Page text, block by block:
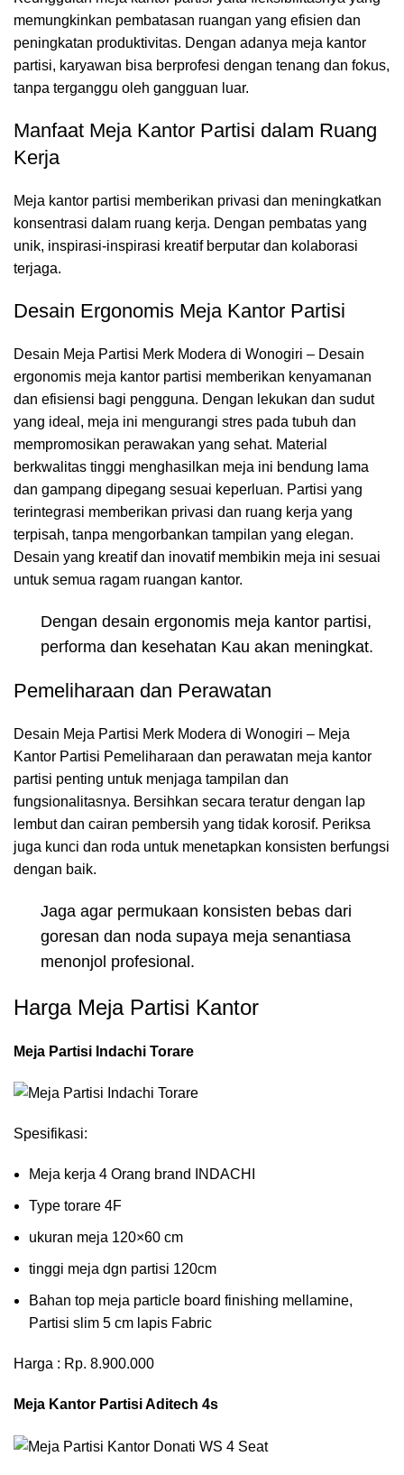
memungkinkan pembatasan ruangan yang efisien dan
peningkatan produktivitas. Dengan adanya meja kantor
partisi, karyawan bisa berprofesi dengan tenang dan fokus,
tanpa terganggu oleh gangguan luar.
Manfaat Meja Kantor Partisi dalam Ruang
Kerja
Meja kantor partisi memberikan privasi dan meningkatkan
konsentrasi dalam ruang kerja. Dengan pembatas yang
unik, inspirasi-inspirasi kreatif berputar dan kolaborasi
terjaga.
Desain Ergonomis Meja Kantor Partisi
Desain Meja Partisi Merk Modera di Wonogiri – Desain
ergonomis meja kantor partisi memberikan kenyamanan
dan efisiensi bagi pengguna. Dengan lekukan dan sudut
yang ideal, meja ini mengurangi stres pada tubuh dan
mempromosikan perawakan yang sehat. Material
berkwalitas tinggi menghasilkan meja ini bendung lama
dan gampang dipegang sesuai keperluan. Partisi yang
terintegrasi memberikan privasi dan ruang kerja yang
terpisah, tanpa mengorbankan tampilan yang elegan.
Desain yang kreatif dan inovatif membikin meja ini sesuai
untuk semua ragam ruangan kantor.
Dengan desain ergonomis meja kantor partisi,
performa dan kesehatan Kau akan meningkat.
Pemeliharaan dan Perawatan
Desain Meja Partisi Merk Modera di Wonogiri – Meja
Kantor Partisi Pemeliharaan dan perawatan meja kantor
partisi penting untuk menjaga tampilan dan
fungsionalitasnya. Bersihkan secara teratur dengan lap
lembut dan cairan pembersih yang tidak korosif. Periksa
juga kunci dan roda untuk menetapkan konsisten berfungsi
dengan baik.
Jaga agar permukaan konsisten bebas dari
goresan dan noda supaya meja senantiasa
menonjol profesional.
Harga Meja Partisi Kantor
Meja Partisi Indachi Torare
Spesifikasi:
Meja kerja 4 Orang brand INDACHI
Type torare 4F
ukuran meja 120×60 cm
tinggi meja dgn partisi 120cm
Bahan top meja particle board finishing mellamine,
Partisi slim 5 cm lapis Fabric
Harga : Rp. 8.900.000
Meja Kantor Partisi Aditech 4s